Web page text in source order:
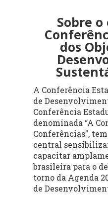
Sobre o
dos
A Conferência
de
Conferência
denominada “A
Conferências”,
central
capacitar
brasileira para o
torno da Agenda
de